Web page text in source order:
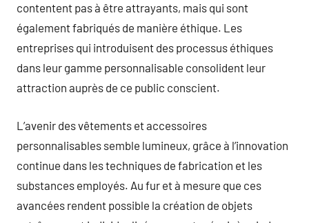
contentent pas à être attrayants, mais qui sont
également fabriqués de manière éthique. Les
entreprises qui introduisent des processus éthiques
dans leur gamme personnalisable consolident leur
attraction auprès de ce public conscient.
L’avenir des vêtements et accessoires
personnalisables semble lumineux, grâce à l’innovation
continue dans les techniques de fabrication et les
substances employés. Au fur et à mesure que ces
avancées rendent possible la création de objets